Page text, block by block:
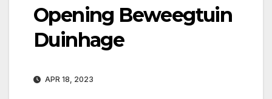
Opening Beweegtuin
Duinhage
APR 18, 2023